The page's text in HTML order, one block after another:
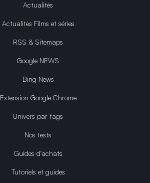
Actualités
Actualités Films et séries
RSS & Sitemaps
Google NEWS
Bing News
Extension Google Chrome
Univers par tags
Nos tests
Guides d'achats
Tutoriels et guides